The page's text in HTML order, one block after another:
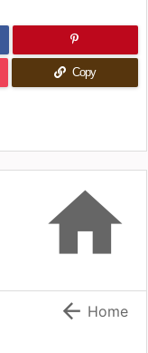
Copy

 Home